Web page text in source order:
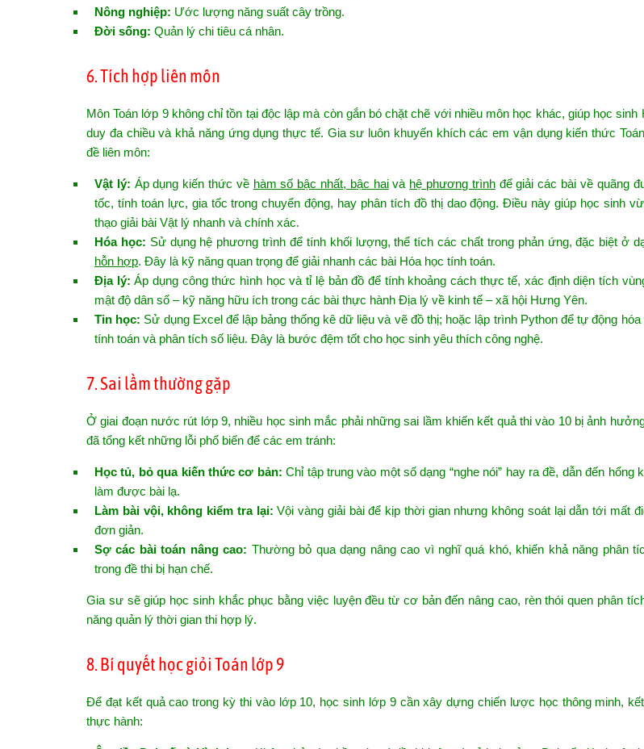
Nông nghiệp: Ước lượng năng suất cây trồng.
Đời sống: Quản lý chi tiêu cá nhân.
6. Tích hợp liên môn
Môn Toán lớp 9 không chỉ tồn tại độc lập mà còn gắn bó chặt chẽ với nhiều môn học khác, giúp học
duy đa chiều và khả năng ứng dụng thực tế. Gia sư luôn khuyến khích các em vận dụng kiến thức
đề liên môn:
Vật lý: Áp dụng kiến thức về hàm số bậc nhất, bậc haivà hệ phương trìnhđể giải các bài về quãng
tốc, tính toán lực, gia tốc trong chuyển động, hay phân tích đồ thị dao động. Điều này giúp học sinh
thạo giải bài Vật lý nhanh và chính xác.
Hóa học: Sử dụng hệ phương trình để tính khối lượng, thể tích các chất trong phản ứng, đặc biệt ở
hỗn hợp. Đây là kỹ năng quan trọng để giải nhanh các bài Hóa học tính toán.
Địa lý: Áp dụng công thức hình học và tỉ lệ bản đồ để tính khoảng cách thực tế, xác định diện tích
mật độ dân số – kỹ năng hữu ích trong các bài thực hành Địa lý về kinh tế – xã hội Hưng Yên.
Tin học: Sử dụng Excel để lập bảng thống kê dữ liệu và vẽ đồ thị; hoặc lập trình Python để tự động
tính toán và phân tích số liệu. Đây là bước đệm tốt cho học sinh yêu thích công nghệ.
7. Sai lầm thường gặp
Ở giai đoạn nước rút lớp 9, nhiều học sinh mắc phải những sai lầm khiến kết quả thi vào 10 bị ảnh
đã tổng kết những lỗi phổ biến để các em tránh:
Học tủ, bỏ qua kiến thức cơ bản: Chỉ tập trung vào một số dạng “nghe nói” hay ra đề, dẫn đến hổng
làm được bài lạ.
Làm bài vội, không kiểm tra lại: Vội vàng giải bài để kịp thời gian nhưng không soát lại dẫn tới mất
đơn giản.
Sợ các bài toán nâng cao: Thường bỏ qua dạng nâng cao vì nghĩ quá khó, khiến khả năng phân
trong đề thi bị hạn chế.
Gia sư sẽ giúp học sinh khắc phục bằng việc luyện đều từ cơ bản đến nâng cao, rèn thói quen phân
năng quản lý thời gian thi hợp lý.
8. Bí quyết học giỏi Toán lớp 9
Để đạt kết quả cao trong kỳ thi vào lớp 10, học sinh lớp 9 cần xây dựng chiến lược học thông minh,
thực hành: